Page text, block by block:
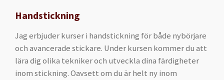
Handstickning
Jag erbjuder kurser i handstickning för både nybörjare
och avancerade stickare. Under kursen kommer du att
lära dig olika tekniker och utveckla dina färdigheter
inom stickning. Oavsett om du är helt ny inom